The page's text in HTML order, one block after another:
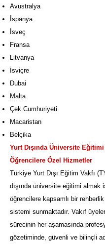
Avustralya
İspanya
İsveç
Fransa
Litvanya
İsviçre
Dubai
Malta
Çek Cumhuriyeti
Macaristan
Belçika
Yurt Dışında Üniversite
Öğrencilere Özel Hizmetler
Türkiye Yurt Dışı Eğitim Vakfı
dışında üniversite eğitimi almak
öğrencilere kapsamlı bir
sistemi sunmaktadır. Vakıf
sürecinin her aşamasında
gözetiminde, güvenli ve bilinçli